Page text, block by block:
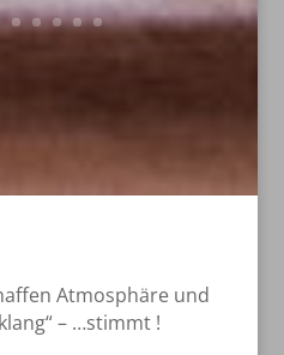
Atmosphäre und
– …stimmt !